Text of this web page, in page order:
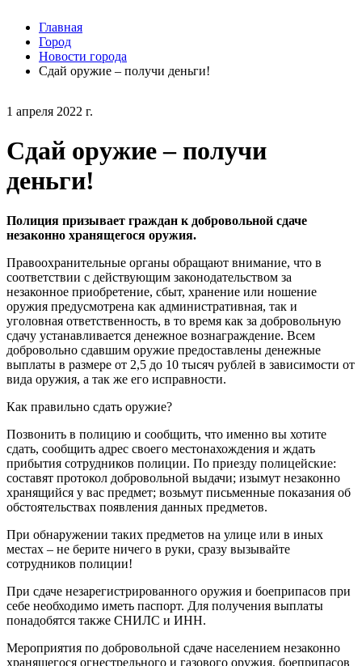
1 апреля 2022 г.
Сдай оружие – получи
деньги!
Полиция призывает граждан к добровольной сдаче
незаконно хранящегося оружия.
Правоохранительные органы обращают внимание, что в
соответствии с действующим законодательством за
незаконное приобретение, сбыт, хранение или ношение
оружия предусмотрена как административная, так и
уголовная ответственность, в то время как за добровольную
сдачу устанавливается денежное вознаграждение. Всем
добровольно сдавшим оружие предоставлены денежные
выплаты в размере от 2,5 до 10 тысяч рублей в зависимости от
вида оружия, а так же его исправности.
Как правильно сдать оружие?
Позвонить в полицию и сообщить, что именно вы хотите
сдать, сообщить адрес своего местонахождения и ждать
прибытия сотрудников полиции. По приезду полицейские:
составят протокол добровольной выдачи; изымут незаконно
хранящийся у вас предмет; возьмут письменные показания об
обстоятельствах появления данных предметов.
При обнаружении таких предметов на улице или в иных
местах – не берите ничего в руки, сразу вызывайте
сотрудников полиции!
При сдаче незарегистрированного оружия и боеприпасов при
себе необходимо иметь паспорт. Для получения выплаты
понадобятся также СНИЛС и ИНН.
Мероприятия по добровольной сдаче населением незаконно
хранящегося огнестрельного и газового оружия, боеприпасов
Главная
Город
Новости города
Сдай оружие – получи деньги!